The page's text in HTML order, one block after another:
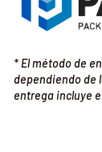
* El método de
dependiendo de
entrega incluye